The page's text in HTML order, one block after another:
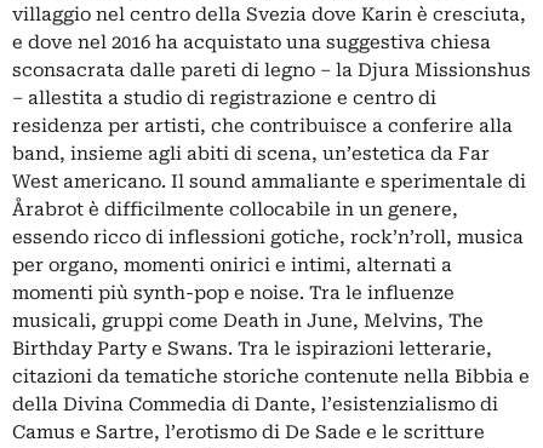
villaggio nel centro della Svezia dove Karin è cresciuta,
e dove nel 2016 ha acquistato una suggestiva chiesa
sconsacrata dalle pareti di legno – la Djura Missionshus
– allestita a studio di registrazione e centro di
residenza per artisti, che contribuisce a conferire alla
band, insieme agli abiti di scena, un’estetica da Far
West americano. Il sound ammaliante e sperimentale di
Årabrot è difficilmente collocabile in un genere,
essendo ricco di inflessioni gotiche, rock’n’roll, musica
per organo, momenti onirici e intimi, alternati a
momenti più synth-pop e noise. Tra le influenze
musicali, gruppi come Death in June, Melvins, The
Birthday Party e Swans. Tra le ispirazioni letterarie,
citazioni da tematiche storiche contenute nella Bibbia e
della Divina Commedia di Dante, l’esistenzialismo di
Camus e Sartre, l’erotismo di De Sade e le scritture